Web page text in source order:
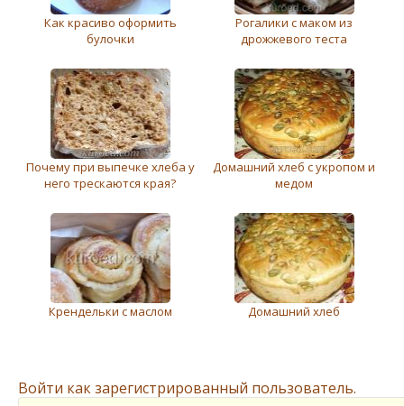
Как красиво оформить
булочки
Рогалики с маком из
дрожжевого теста
Почему при выпечке хлеба у
него трескаются края?
Домашний хлеб с укропом и
медом
Крендельки с маслом Домашний хлеб
Войти как зарегистрированный пользователь.